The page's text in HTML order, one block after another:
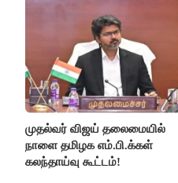
முதல்வர் விஜய் தலைமையில்
நாளை தமிழக எம்.பி.க்கள்
கலந்தாய்வு கூட்டம்!